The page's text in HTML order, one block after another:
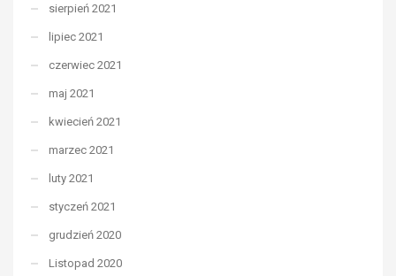
sierpień 2021
lipiec 2021
czerwiec 2021
maj 2021
kwiecień 2021
marzec 2021
luty 2021
styczeń 2021
grudzień 2020
Listopad 2020